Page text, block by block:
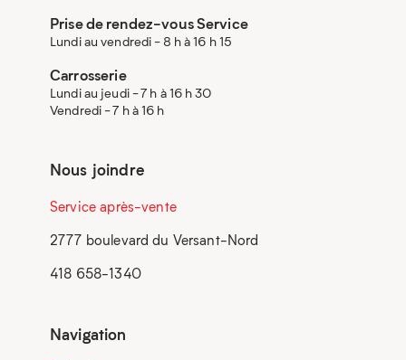
Prise de rendez-vous Service
Lundi au vendredi - 8 h à 16 h 15
Carrosserie
Lundi au jeudi - 7 h à 16 h 30
Vendredi - 7 h à 16 h
Nous joindre
Service après-vente
2777 boulevard du Versant-Nord
418 658-1340
Navigation